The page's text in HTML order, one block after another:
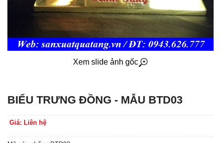
Xem slide ảnh gốc
BIỂU TRƯNG ĐỒNG - MẪU BTD03
Giá: Liên hệ